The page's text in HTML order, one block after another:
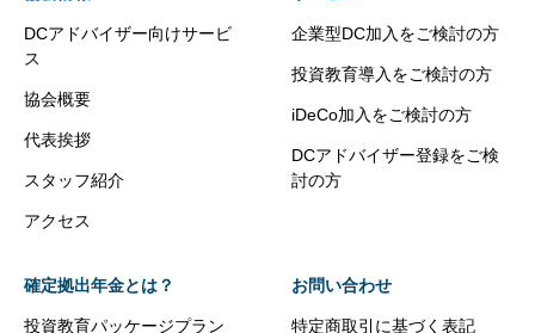
DCアドバイザー向けサービ
ス
協会概要
代表挨拶
スタッフ紹介
アクセス
企業型DC加入をご検討の方
投資教育導入をご検討の方
iDeCo加入をご検討の方
DCアドバイザー登録をご検
討の方
確定拠出年金とは？
投資教育パッケージプラン
お問い合わせ
特定商取引に基づく表記